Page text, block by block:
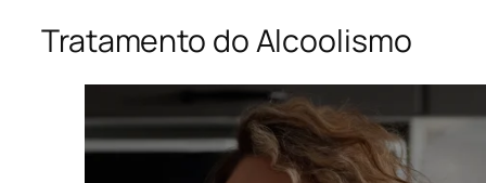
Tratamento do Alcoolismo